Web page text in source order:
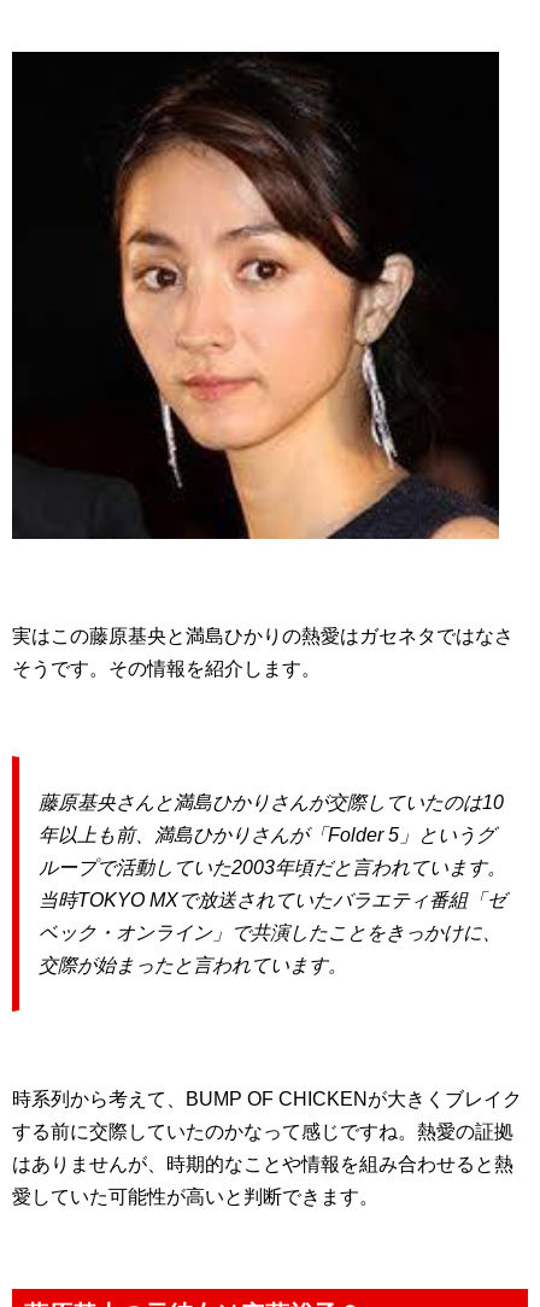
実はこの藤原基央と満島ひかりの熱愛はガセネタではなさ
そうです。その情報を紹介します。
藤原基央さんと満島ひかりさんが交際していたのは10
年以上も前、満島ひかりさんが「Folder 5」というグ
ループで活動していた2003年頃だと言われています。
当時TOKYO MXで放送されていたバラエティ番組「ゼ
ベック・オンライン」で共演したことをきっかけに、
交際が始まったと言われています。
時系列から考えて、BUMP OF CHICKENが大きくブレイク
する前に交際していたのかなって感じですね。熱愛の証拠
はありませんが、時期的なことや情報を組み合わせると熱
愛していた可能性が高いと判断できます。